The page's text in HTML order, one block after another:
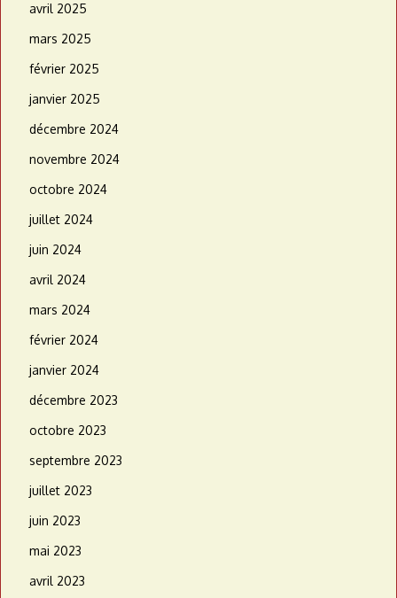
avril 2025
mars 2025
février 2025
janvier 2025
décembre 2024
novembre 2024
octobre 2024
juillet 2024
juin 2024
avril 2024
mars 2024
février 2024
janvier 2024
décembre 2023
octobre 2023
septembre 2023
juillet 2023
juin 2023
mai 2023
avril 2023